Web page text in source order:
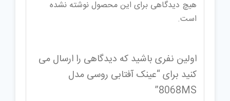
هیچ دیدگاهی برای این محصول نوشته نشده
است.
اولین نفری باشید که دیدگاهی را ارسال می
کنید برای “عینک آفتابی روسی مدل
8068MS”